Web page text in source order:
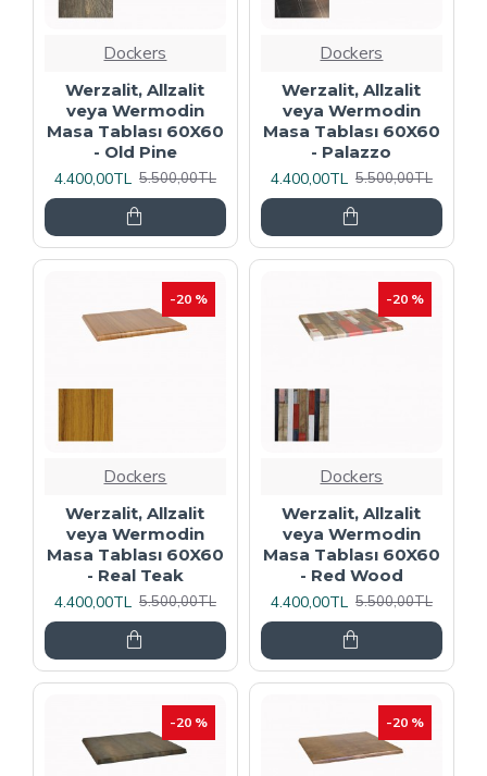
Dockers
Werzalit, Allzalit
veya Wermodin
Masa Tablası 60X60
- Old Pine
4.400,00TL 5.500,00TL
Dockers
Werzalit, Allzalit
veya Wermodin
Masa Tablası 60X60
- Palazzo
4.400,00TL 5.500,00TL
-20 %
Dockers
Werzalit, Allzalit
veya Wermodin
Masa Tablası 60X60
- Real Teak
4.400,00TL 5.500,00TL
-20 %
Dockers
Werzalit, Allzalit
veya Wermodin
Masa Tablası 60X60
- Red Wood
4.400,00TL 5.500,00TL
-20 % -20 %